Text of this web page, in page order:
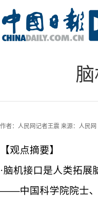
作者： 人民网记者王震 来源： 人民网
【观点摘要】
·脑机接口是人类拓
——中国科学院院士、